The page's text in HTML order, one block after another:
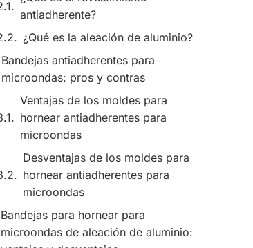
antiadherente?
¿Qué es la aleación de aluminio?
Bandejas antiadherentes para
microondas: pros y contras
Ventajas de los moldes para
hornear antiadherentes para
microondas
Desventajas de los moldes para
hornear antiadherentes para
microondas
Bandejas para hornear para
microondas de aleación de aluminio: